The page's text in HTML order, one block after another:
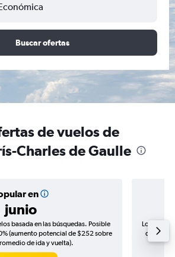
Buscar ofertas
de vuelos de
Charles de Gaulle
en
junio
basada en las búsquedas. Posible
(aumento potencial de $252 sobre
de ida y vuelta).
Los
de